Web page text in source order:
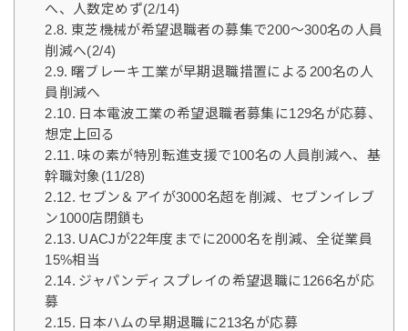
へ、人数定めず(2/14)
東芝機械が希望退職者の募集で200～300名の人員
削減へ(2/4)
曙ブレーキ工業が早期退職措置による200名の人
員削減へ
日本電波工業の希望退職者募集に129名が応募、
想定上回る
味の素が特別転進支援で100名の人員削減へ、基
幹職対象(11/28)
セブン＆アイが3000名超を削減、セブンイレブ
ン1000店閉鎖も
UACJが22年度までに2000名を削減、全従業員
15%相当
ジャパンディスプレイの希望退職に1266名が応
募
日本ハムの早期退職に213名が応募